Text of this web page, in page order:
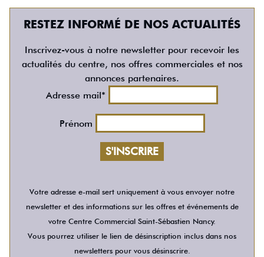
RESTEZ INFORMÉ DE NOS ACTUALITÉS
Inscrivez-vous à notre newsletter pour recevoir les
actualités du centre, nos offres commerciales et nos
annonces partenaires.
Adresse mail*
Prénom
Votre adresse e-mail sert uniquement à vous envoyer notre
newsletter et des informations sur les offres et événements de
votre Centre Commercial Saint-Sébastien Nancy.
Vous pourrez utiliser le lien de désinscription inclus dans nos
newsletters pour vous désinscrire.